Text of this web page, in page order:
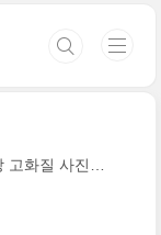
고화질 사진…